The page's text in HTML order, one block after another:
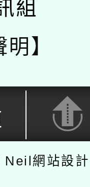
組
】
Neil網站設